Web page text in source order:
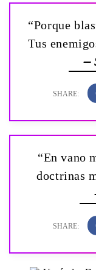
“Porque
Tus
—
“En vano
doctrinas